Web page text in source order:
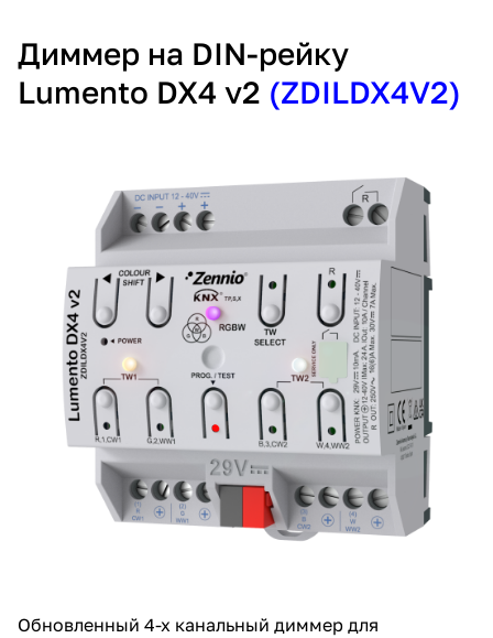
Диммер на DIN-рейку
Lumento DX4 v2 (ZDILDX4V2)
Обновленный 4-х канальный диммер для